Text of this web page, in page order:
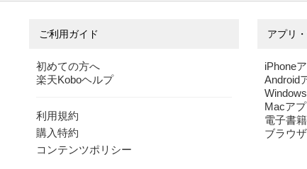
ご利用ガイド
初めての方へ
楽天Koboヘルプ
利用規約
購入特約
コンテンツポリシー
アプリ
iPhone
Android
Macアプ
電子書
ブラウ